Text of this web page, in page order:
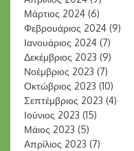
Μάρτιος 2024 (6)
Φεβρουάριος 2024 (9)
Ιανουάριος 2024 (7)
Δεκέμβριος 2023 (9)
Νοέμβριος 2023 (7)
Οκτώβριος 2023 (10)
Σεπτέμβριος 2023 (4)
Ιούνιος 2023 (15)
Μάιος 2023 (5)
Απρίλιος 2023 (7)